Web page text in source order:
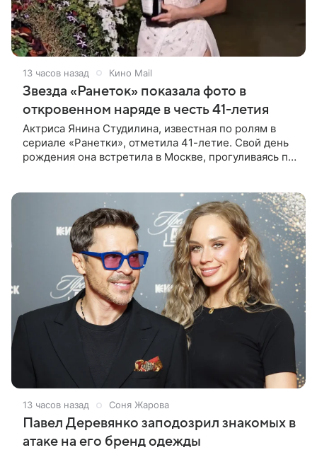
13 часов назад Кино Mail
Звезда «Ранеток» показала фото в
откровенном наряде в честь 41-летия
Актриса Янина Студилина, известная по ролям в
сериале «Ранетки», отметила 41-летие. Свой день
рождения она встретила в Москве, прогуливаясь по
13 часов назад Соня Жарова
Павел Деревянко заподозрил знакомых в
атаке на его бренд одежды